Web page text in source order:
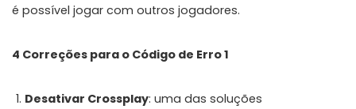
WHY JOIN THE CHANNEL?
é possível jogar com outros jogadores.
4 Correções para o Código de Erro 1
Desativar Crossplay: uma das soluções